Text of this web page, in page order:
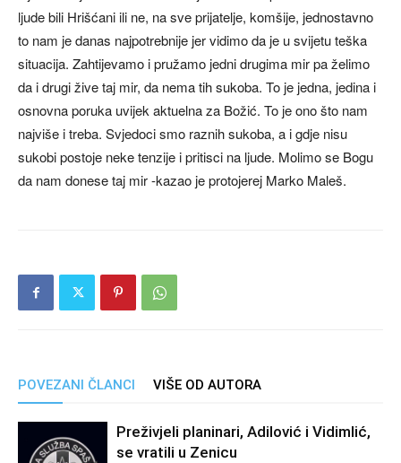
ljude bili Hrišćani ili ne, na sve prijatelje, komšije, jednostavno
to nam je danas najpotrebnije jer vidimo da je u svijetu teška
situacija. Zahtijevamo i pružamo jedni drugima mir pa želimo
da i drugi žive taj mir, da nema tih sukoba. To je jedna, jedina i
osnovna poruka uvijek aktuelna za Božić. To je ono što nam
najviše i treba. Svjedoci smo raznih sukoba, a i gdje nisu
sukobi postoje neke tenzije i pritisci na ljude. Molimo se Bogu
da nam donese taj mir -kazao je protojerej Marko Maleš.
POVEZANI ČLANCI VIŠE OD AUTORA
Preživjeli planinari, Adilović i Vidimlić,
se vratili u Zenicu